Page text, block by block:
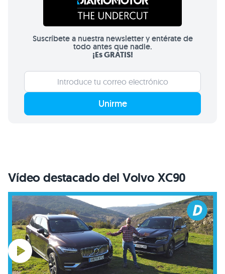
Suscríbete a nuestra newsletter y entérate de
todo antes que nadie.
¡Es GRATIS!
Unirme
Vídeo destacado del Volvo XC90